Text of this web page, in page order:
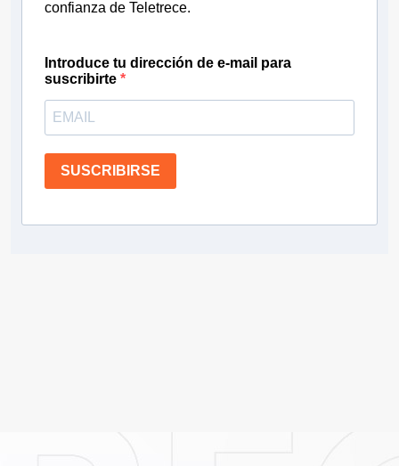
confianza de Teletrece.
Introduce tu dirección de e-mail para
suscribirte
SUSCRIBIRSE